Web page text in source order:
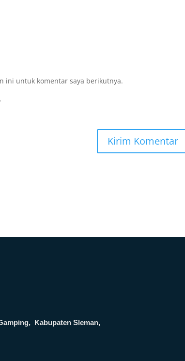
ini untuk komentar saya berikutnya.
Kabupaten Sleman,